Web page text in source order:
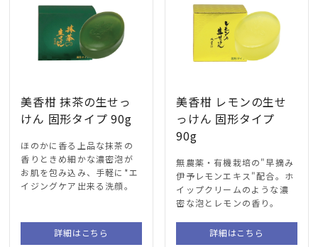
美香柑 抹茶の生せっ
けん 固形タイプ 90g
ほのかに香る上品な抹茶の
香りときめ細かな濃密泡が
お肌を包み込み、手軽に*エ
イジングケア出来る洗顔。
詳細はこちら
美香柑 レモンの生せ
っけん 固形タイプ
90g
無農薬・有機栽培の"早摘み
伊予レモンエキス"配合。ホ
イップクリームのような濃
密な泡とレモンの香り。
詳細はこちら